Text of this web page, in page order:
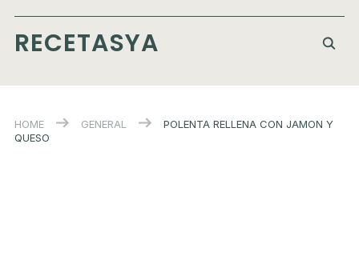
RECETASYA
HOME GENERAL
POLENTA RELLENA CON JAMON Y
QUESO